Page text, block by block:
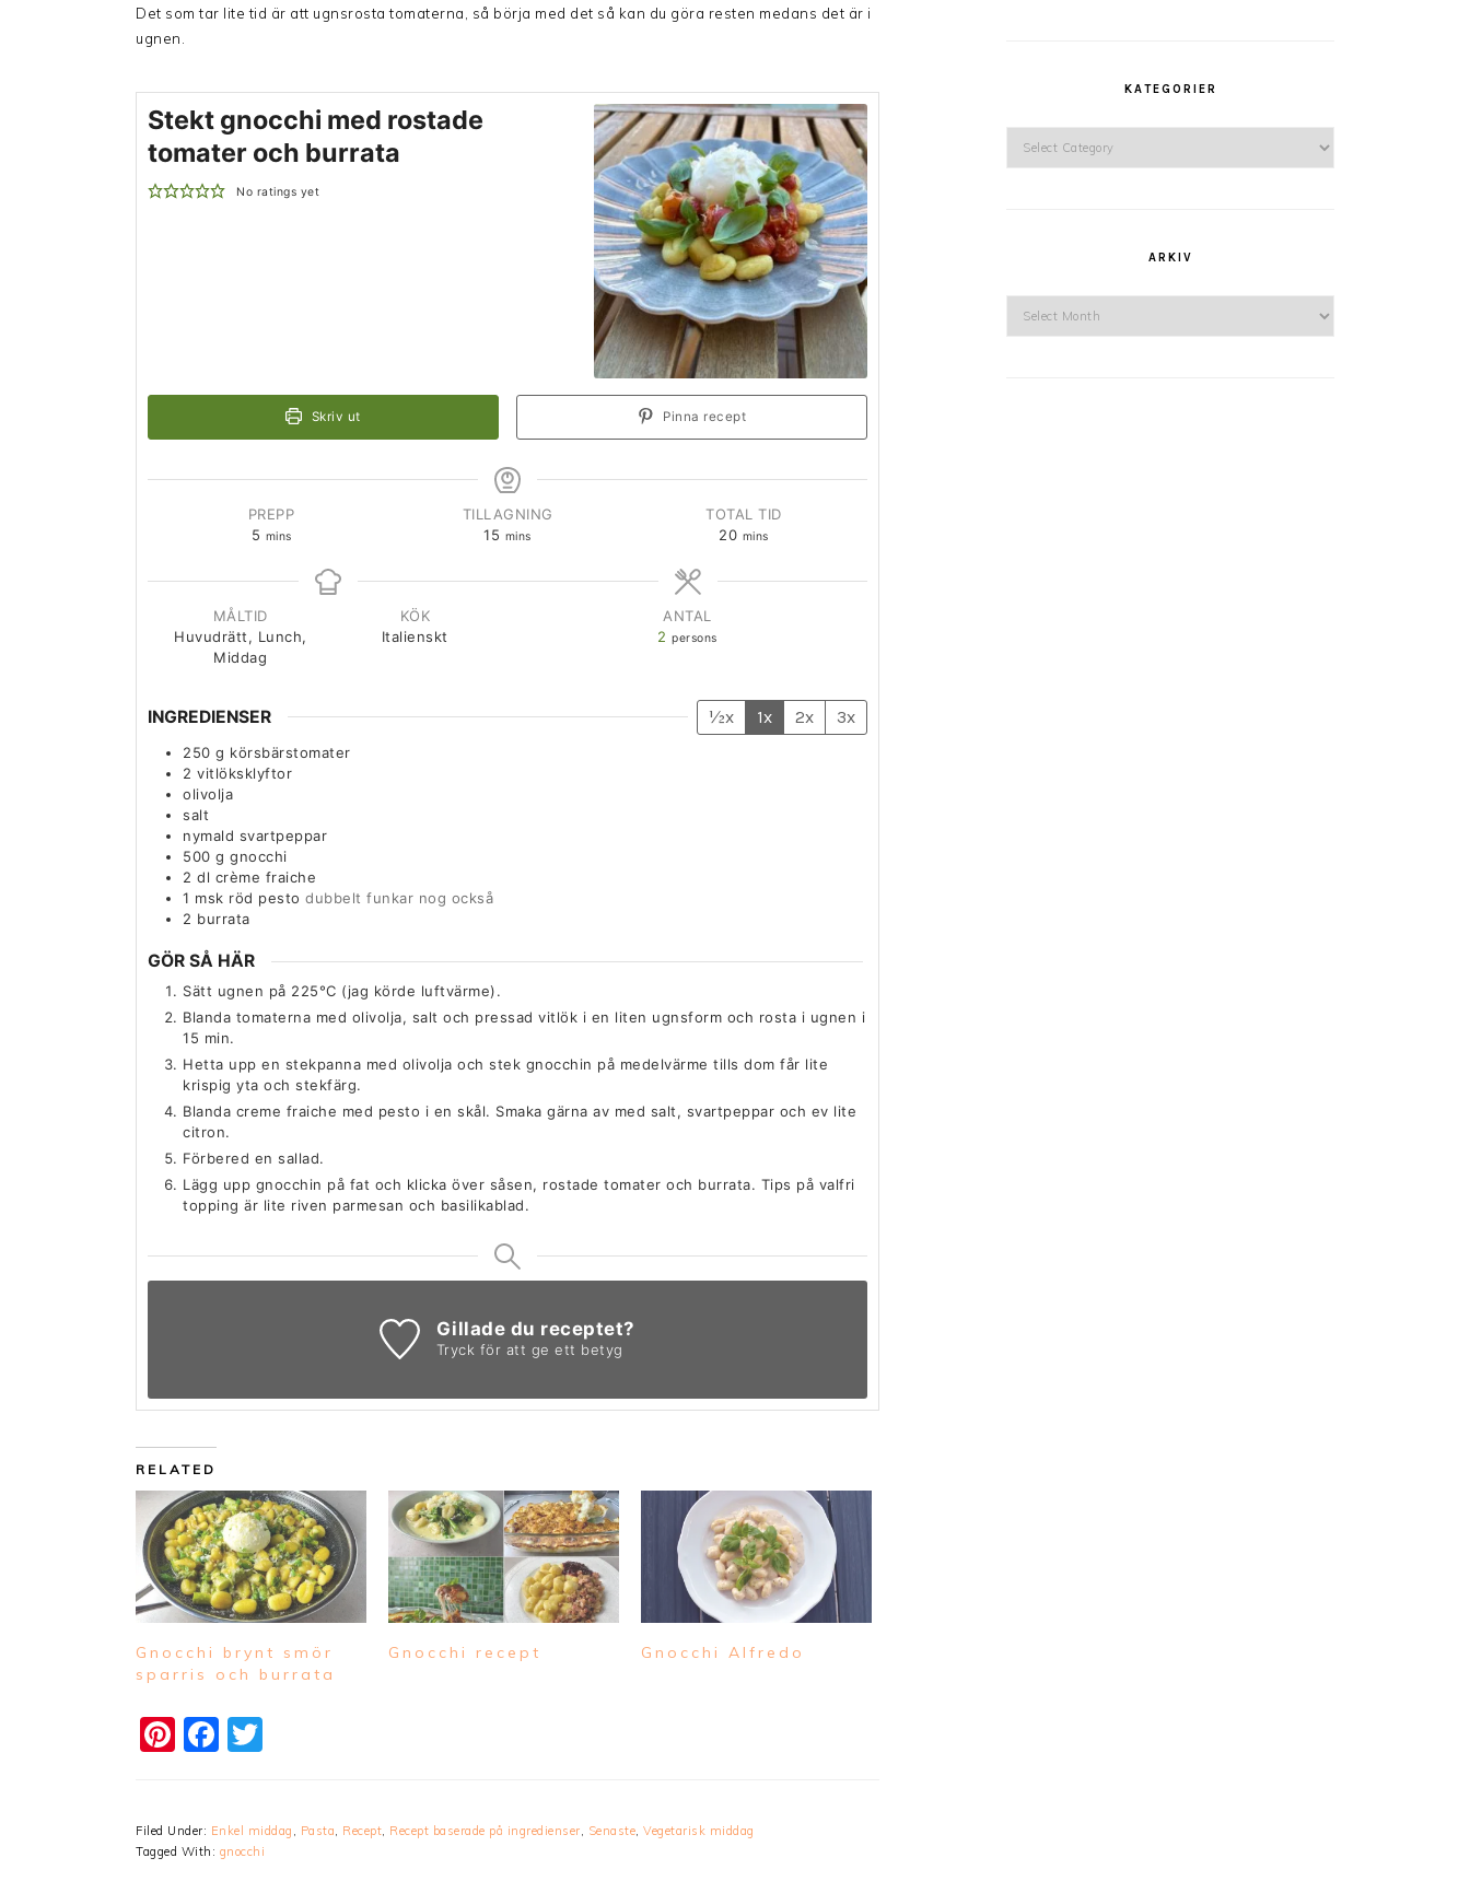
Det som tar lite tid är att ugnsrosta tomaterna, så börja med det så kan du göra resten medans det är i
ugnen.
Stekt gnocchi med rostade
tomater och burrata
No ratings yet
Skriv ut Pinna recept
PREPP
5 mins
TILLAGNING
15 mins
TOTAL TID
20 mins
MÅLTID
Huvudrätt, Lunch,
Middag
KÖK
Italienskt
ANTAL
2 persons
INGREDIENSER ½x 1x 2x 3x
250 g körsbärstomater
2 vitlöksklyftor
olivolja
salt
nymald svartpeppar
500 g gnocchi
2 dl crème fraiche
1 msk röd pesto dubbelt funkar nog också
2 burrata
GÖR SÅ HÄR
Sätt ugnen på 225°C (jag körde luftvärme).
Blanda tomaterna med olivolja, salt och pressad vitlök i en liten ugnsform och rosta i ugnen i
15 min.
Hetta upp en stekpanna med olivolja och stek gnocchin på medelvärme tills dom får lite
krispig yta och stekfärg.
Blanda creme fraiche med pesto i en skål. Smaka gärna av med salt, svartpeppar och ev lite
citron.
Förbered en sallad.
Lägg upp gnocchin på fat och klicka över såsen, rostade tomater och burrata. Tips på valfri
topping är lite riven parmesan och basilikablad.
Gillade du receptet?
Tryck för att ge ett betyg
RELATED
Gnocchi brynt smör
sparris och burrata
Gnocchi recept Gnocchi Alfredo
Pinterest
Facebook
Filed Under: Enkel middag Pasta Recept Recept baserade på ingredienser Senaste Vegetarisk middag
Tagged With: gnocchi
KATEGORIER
ARKIV